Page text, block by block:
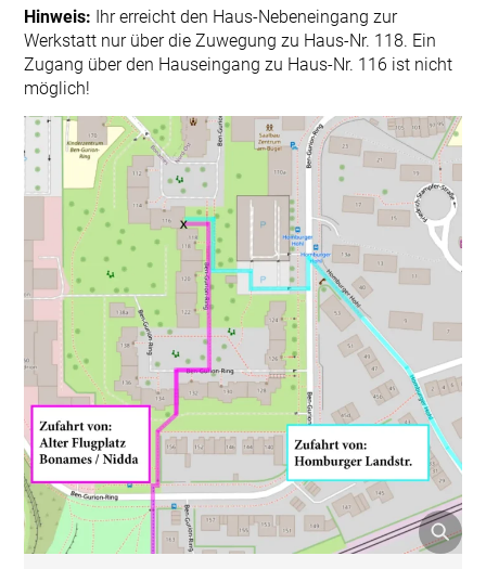
Hinweis: Ihr erreicht den Haus-Nebeneingang zur
Werkstatt nur über die Zuwegung zu Haus-Nr. 118. Ein
Zugang über den Hauseingang zu Haus-Nr. 116 ist nicht
möglich!